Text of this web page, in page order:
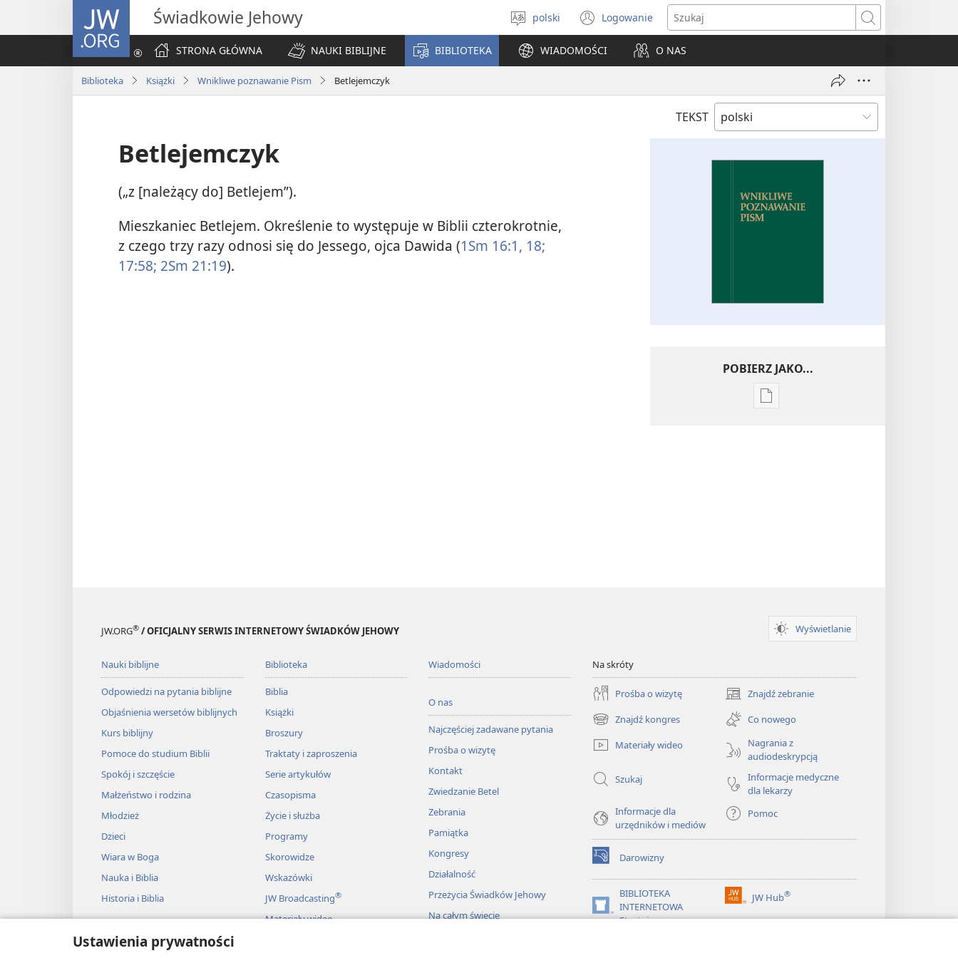
Ustawienia prywatności
JW.ORG Świadkowie Jehowy
Wybór
języka
polski Logowanie
(opens
new
window)
Szukaj
STRONA GŁÓWNA
NAUKI BIBLIJNE BIBLIOTEKA WIADOMOŚCI O NAS
Biblioteka Książki Wnikliwe poznawanie Pism Betlejemczyk
TEKST
Betlejemczyk
(„z [należący do] Betlejem”).
Mieszkaniec Betlejem. Określenie to występuje w Biblii czterokrotnie,
z czego trzy razy odnosi się do Jessego, ojca Dawida (1Sm 16:1, 18;
17:58; 2Sm 21:19).
POBIERZ JAKO...
Ustawienia
JW.ORG® / OFICJALNY SERWIS INTERNETOWY ŚWIADKÓW JEHOWY Wyświetlanie
Nauki biblijne
Odpowiedzi na pytania biblijne
Objaśnienia wersetów biblijnych
Kurs biblijny
Pomoce do studium Biblii
Spokój i szczęście
Małżeństwo i rodzina
Młodzież
Dzieci
Wiara w Boga
Nauka i Biblia
Historia i Biblia
Biblioteka
Biblia
Książki
Broszury
Traktaty i zaproszenia
Serie artykułów
Czasopisma
Życie i służba
Programy
Skorowidze
Wskazówki
JW Broadcasting®
Materiały wideo
Wiadomości
O nas
Najczęściej zadawane pytania
Prośba o wizytę
Kontakt
Zwiedzanie Betel
Zebrania
Pamiątka
Kongresy
Działalność
Przeżycia Świadków Jehowy
Na całym świecie
Na skróty
Prośba o wizytę Znajdź zebranie
(opens
new
window)
Znajdź kongres
(opens
new
window)
Co nowego
Materiały wideo
Nagrania z
audiodeskrypcją
Szukaj
Informacje medyczne
dla lekarzy
Informacje dla
urzędników i mediów
Pomoc
Darowizny
(opens
new
window)BIBLIOTEKA
INTERNETOWA
Strażnicy
(opens
JW Hub®
(opens
new